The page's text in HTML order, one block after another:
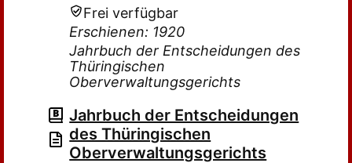
Frei verfügbar
Erschienen: 1920
Jahrbuch der Entscheidungen des
Thüringischen
Oberverwaltungsgerichts
Jahrbuch der Entscheidungen
des Thüringischen
Oberverwaltungsgerichts